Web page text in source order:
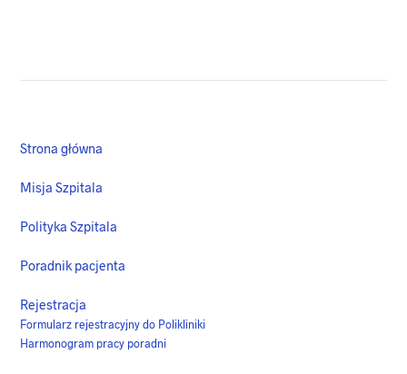
Strona główna
Misja Szpitala
Polityka Szpitala
Poradnik pacjenta
Rejestracja
Formularz rejestracyjny do Polikliniki
Harmonogram pracy poradni